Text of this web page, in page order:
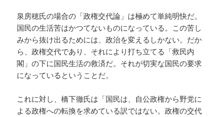
泉房穂氏の場合の「政権交代論」は極めて単純明快だ。
国民の生活苦はかつてないものになっている。この苦し
みから抜け出るためには、政治を変えるしかない。だか
ら、政権交代であり、それにより打ち立てる「救民内
閣」の下に国民生活の救済だ。それが切実な国民の要求
になっているということだ。
これに対し、橋下徹氏は「国民は、自公政権から野党に
よる政権への転換を求めている訳ではない。政権の交代